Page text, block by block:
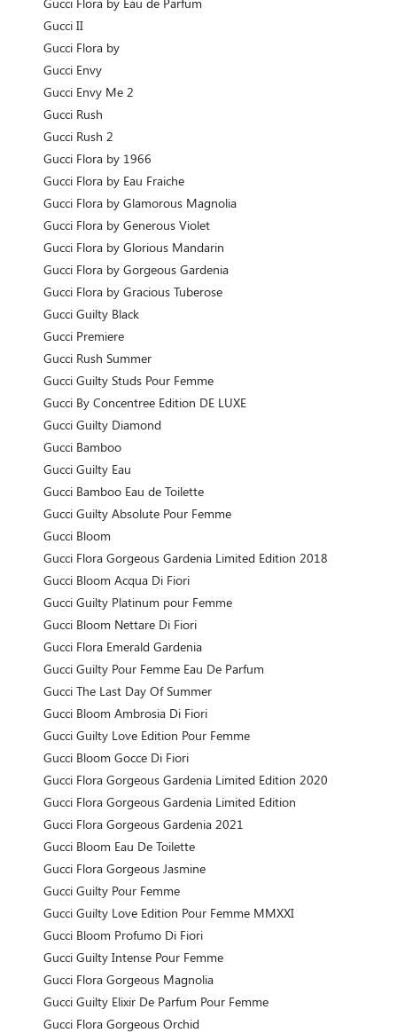
Gucci II
Gucci Flora by
Gucci Envy
Gucci Envy Me 2
Gucci Rush
Gucci Rush 2
Gucci Flora by 1966
Gucci Flora by Eau Fraiche
Gucci Flora by Glamorous Magnolia
Gucci Flora by Generous Violet
Gucci Flora by Glorious Mandarin
Gucci Flora by Gorgeous Gardenia
Gucci Flora by Gracious Tuberose
Gucci Guilty Black
Gucci Premiere
Gucci Rush Summer
Gucci Guilty Studs Pour Femme
Gucci By Concentree Edition DE LUXE
Gucci Guilty Diamond
Gucci Bamboo
Gucci Guilty Eau
Gucci Bamboo Eau de Toilette
Gucci Guilty Absolute Pour Femme
Gucci Bloom
Gucci Flora Gorgeous Gardenia Limited Edition 2018
Gucci Bloom Acqua Di Fiori
Gucci Guilty Platinum pour Femme
Gucci Bloom Nettare Di Fiori
Gucci Flora Emerald Gardenia
Gucci Guilty Pour Femme Eau De Parfum
Gucci The Last Day Of Summer
Gucci Bloom Ambrosia Di Fiori
Gucci Guilty Love Edition Pour Femme
Gucci Bloom Gocce Di Fiori
Gucci Flora Gorgeous Gardenia Limited Edition 2020
Gucci Flora Gorgeous Gardenia Limited Edition
Gucci Flora Gorgeous Gardenia 2021
Gucci Bloom Eau De Toilette
Gucci Flora Gorgeous Jasmine
Gucci Guilty Pour Femme
Gucci Guilty Love Edition Pour Femme MMXXI
Gucci Bloom Profumo Di Fiori
Gucci Guilty Intense Pour Femme
Gucci Flora Gorgeous Magnolia
Gucci Guilty Elixir De Parfum Pour Femme
Gucci Flora Gorgeous Orchid